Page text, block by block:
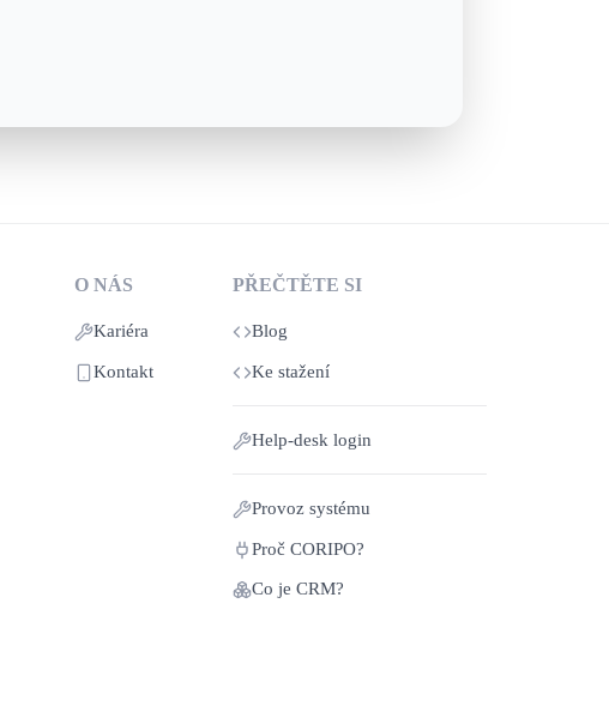
O NÁS
Kariéra
Kontakt
PŘEČTĚTE SI
Blog
Ke stažení
Help‑desk login
Provoz systému
Proč CORIPO?
Co je CRM?